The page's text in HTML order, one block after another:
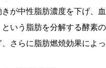
きが中性脂肪濃度を下げ、
という脂肪を分解する酵素
、さらに脂肪燃焼効果によ